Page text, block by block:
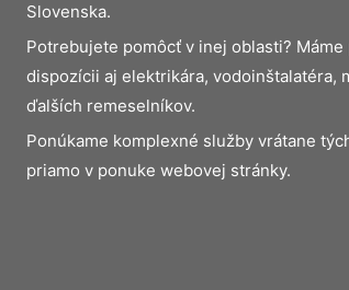
Slovenska.
Potrebujete pomôcť v inej oblasti? Máme
dispozícii aj elektrikára, vodoinštalatéra,
ďalších remeselníkov.
Ponúkame komplexné služby vrátane
priamo v ponuke webovej stránky.